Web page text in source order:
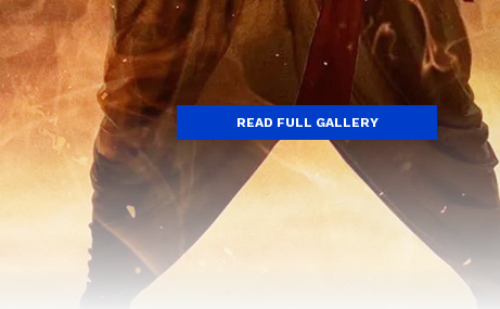
READ FULL GALLERY